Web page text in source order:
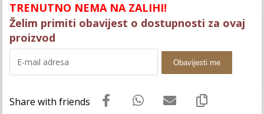
TRENUTNO NEMA NA ZALIHI!
Želim primiti obavijest o dostupnosti za ovaj
proizvod
Obavijesti me